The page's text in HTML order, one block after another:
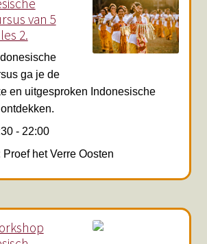
van 5
2.
ga je de
en uitgesproken Indonesische
- 22:00
Proef het Verre Oosten